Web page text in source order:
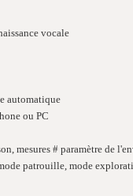
vocale
automatique
ou PC
mesures # paramètre de
patrouille, mode